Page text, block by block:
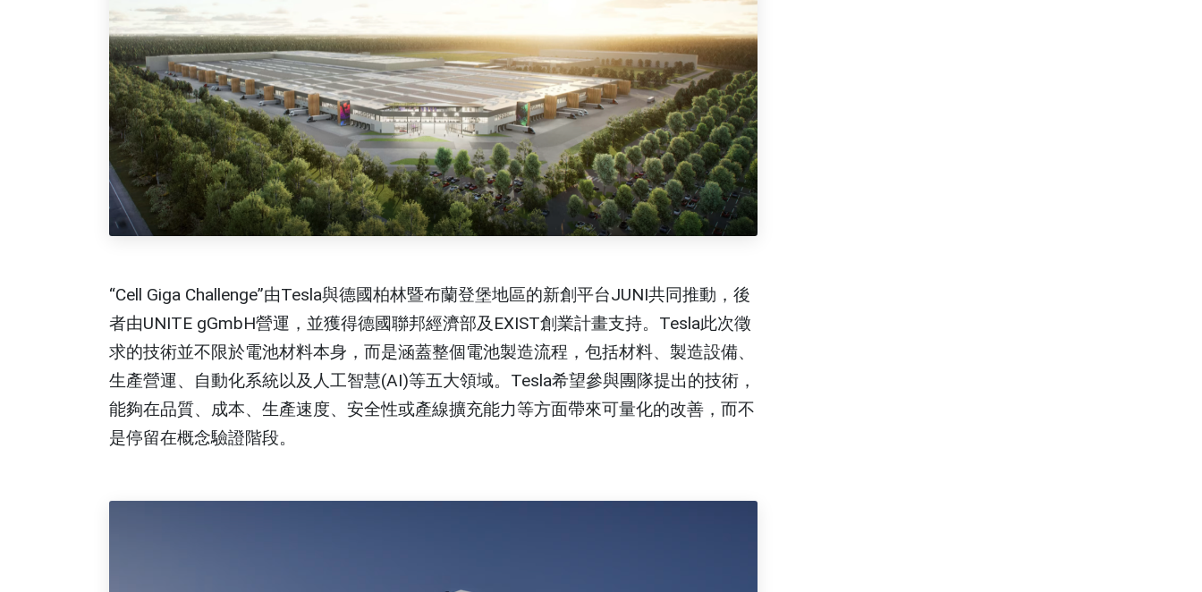
“Cell Giga Challenge”由Tesla與德國柏林暨布蘭登堡地區的新創平台JUNI共同推動，後
者由UNITE gGmbH營運，並獲得德國聯邦經濟部及EXIST創業計畫支持。Tesla此次徵
求的技術並不限於電池材料本身，而是涵蓋整個電池製造流程，包括材料、製造設備、
生產營運、自動化系統以及人工智慧(AI)等五大領域。Tesla希望參與團隊提出的技術，
能夠在品質、成本、生產速度、安全性或產線擴充能力等方面帶來可量化的改善，而不
是停留在概念驗證階段。